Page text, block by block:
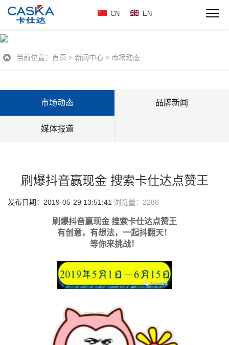
CN EN
当前位置： 首页 > 新闻中心 > 市场动态
市场动态 品牌新闻
媒体报道
刷爆抖音赢现金 搜索卡仕达点赞王
发布日期：2019-05-29 13:51:41 浏览量： 2288
刷爆抖音赢现金 搜索卡仕达点赞王
有创意，有想法，一起抖翻天！
等你来挑战！